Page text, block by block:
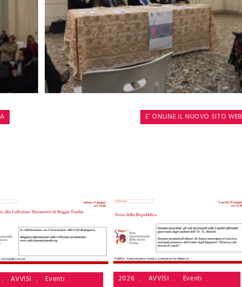
E’ ONLINE IL NUOVO SITO WEB
, AVVISI , Eventi ,
2026 , AVVISI , Eventi ,